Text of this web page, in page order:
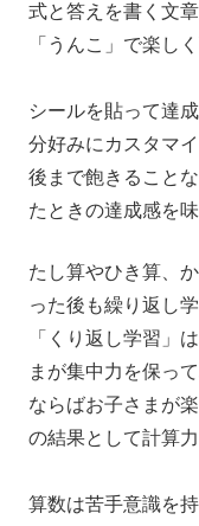
式と答えを書く文
「うんこ」で楽し
シールを貼って達
分好みにカスタマ
後まで飽きること
たときの達成感を味
たし算やひき算、
った後も繰り返し
「くり返し学習」
まが集中力を保っ
ならばお子さまが
の結果として計算
算数は苦手意識を